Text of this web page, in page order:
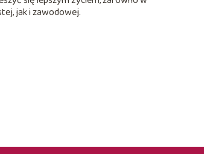
jak i zawodowej.